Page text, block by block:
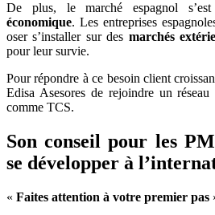
De plus, le marché espagnol
économique. Les entreprises
oser s’installer sur des marchés
pour leur survie.
Pour répondre à ce besoin client
Edisa Asesores de rejoindre un
comme TCS.
Son conseil pour les
se développer à
« Faites attention à votre premier pas